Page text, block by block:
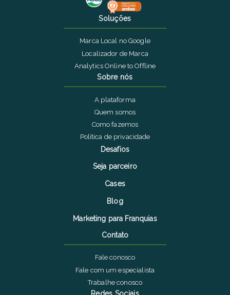
Soluções
Marca Local no Google
Localizador de Marca
Analytics Online to Offline
Sobre nós
A plataforma
Quem somos
Como fazemos
Política de privacidade
Desafios
Seja parceiro
Cases
Blog
Marketing para Franquias
Contato
Fale conosco
Fale com um especialista
Trabalhe conosco